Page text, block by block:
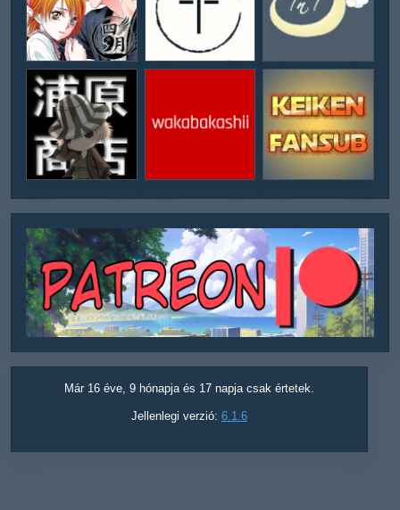
Már 16 éve, 9 hónapja és 17 napja csak értetek.
Jellenlegi verzió: 6.1.6